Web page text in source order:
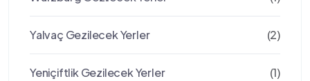
Yalvaç Gezilecek Yerler (2)
Yeniçiftlik Gezilecek Yerler (1)